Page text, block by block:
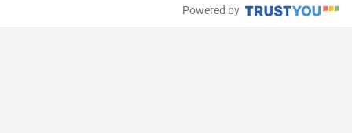
Powered by